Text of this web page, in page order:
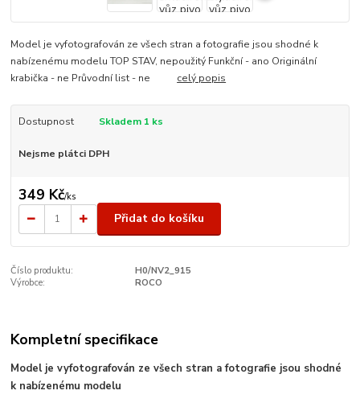
Model je vyfotografován ze všech stran a fotografie jsou shodné k
nabízenému modelu TOP STAV, nepoužitý Funkční - ano Originální
krabička - ne Průvodní list - ne celý popis
Dostupnost Skladem 1 ks
Nejsme plátci DPH
349 Kč/ks
Přidat do košíku
Číslo produktu:
H0/NV2_915
Výrobce:
ROCO
Kompletní specifikace
Model je vyfotografován ze všech stran a fotografie jsou shodné
k nabízenému modelu